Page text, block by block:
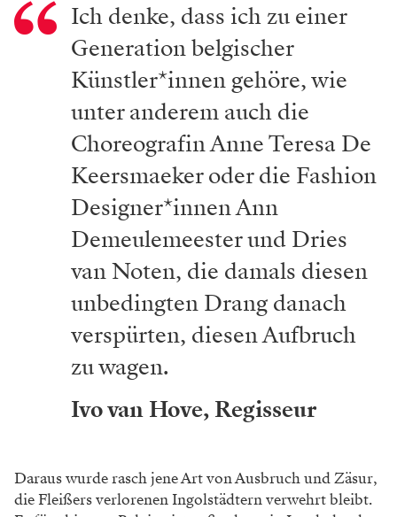
Ich denke, dass ich zu einer
Generation belgischer
Künstler*innen gehöre, wie
unter anderem auch die
Choreografin Anne Teresa De
Keersmaeker oder die Fashion
Designer*innen Ann
Demeulemeester und Dries
van Noten, die damals diesen
unbedingten Drang danach
verspürten, diesen Aufbruch
zu wagen.
Ivo van Hove, Regisseur
Daraus wurde rasch jene Art von Ausbruch und Zäsur,
die Fleißers verlorenen Ingolstädtern verwehrt bleibt.